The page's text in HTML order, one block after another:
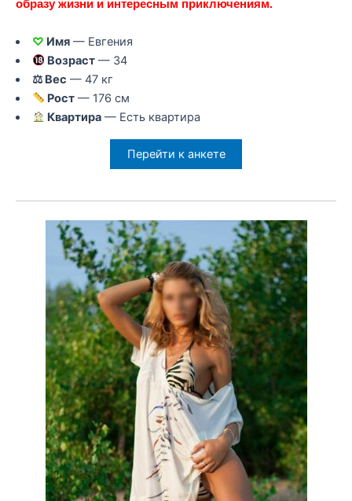
образу жизни и интересным приключениям.
♡ Имя— Евгения
Возраст — 34
⚖ Вес — 47 кг
Рост — 176 см
Квартира — Есть квартира
Перейти к анкете